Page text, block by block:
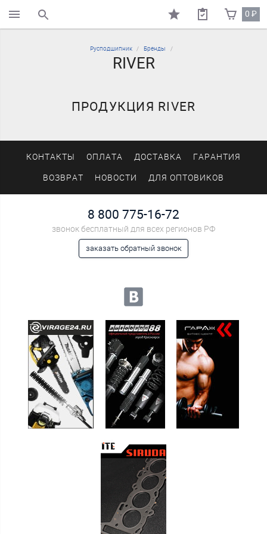
поиск по каталогу 0₽
Русподшипник Бренды
RIVER
ПРОДУКЦИЯ RIVER
КОНТАКТЫ ОПЛАТА ДОСТАВКА ГАРАНТИЯ
ВОЗВРАТ НОВОСТИ ДЛЯ ОПТОВИКОВ
8 800 775-16-72
звонок бесплатный для всех регионов РФ
заказать обратный звонок